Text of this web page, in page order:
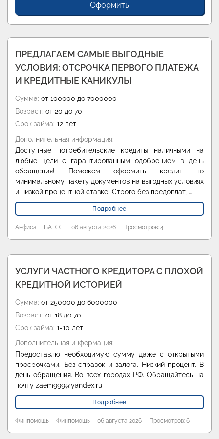
ПРЕДЛАГАЕМ САМЫЕ ВЫГОДНЫЕ
УСЛОВИЯ: ОТСРОЧКА ПЕРВОГО ПЛАТЕЖА
И КРЕДИТНЫЕ КАНИКУЛЫ
Сумма: от 100000 до 7000000
Возраст: от 20 до 70
Срок займа: 12 лет
Дополнительная информация:
Доступные потребительские кредиты наличными на
любые цели с гарантированным одобрением в день
обращения! Поможем оформить кредит по
минимальному пакету документов на выгодных условиях
и низкой процентной ставке! Строго без предоплат, …
Подробнее
Анфиса БА ККГ 06 августа 2026 Просмотров: 4
УСЛУГИ ЧАСТНОГО КРЕДИТОРА С ПЛОХОЙ
КРЕДИТНОЙ ИСТОРИЕЙ
Сумма: от 250000 до 6000000
Возраст: от 18 до 70
Срок займа: 1-10 лет
Дополнительная информация:
Предоставлю необходимую сумму даже с открытыми
просрочками. Без справок и залога. Низкий процент. В
день обращения. Во всех городах РФ. Обращайтесь на
почту zaem999@yandex.ru
Подробнее
Финпомощь Финпомощь 06 августа 2026 Просмотров: 6